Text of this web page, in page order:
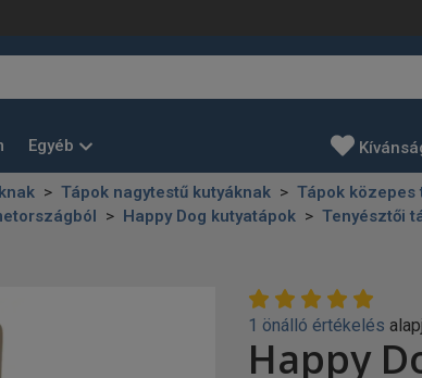
Egyéb
Tápok nagytestű kutyáknak Tápok közepes
Happy Dog kutyatápok Tenyésztői
1 önálló értékelés
Happy